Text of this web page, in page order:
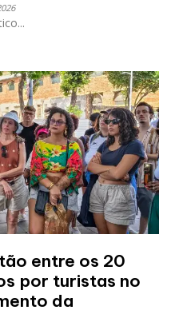
entre os 20
por turistas no
da